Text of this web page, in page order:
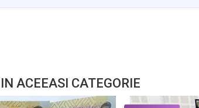
ACEEASI CATEGORIE